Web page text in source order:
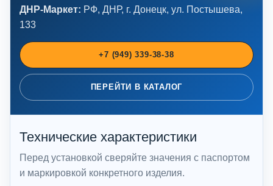
ДНР-Маркет: РФ, ДНР, г. Донецк, ул. Постышева,
133
+7 (949) 339-38-38
ПЕРЕЙТИ В КАТАЛОГ
Технические характеристики
Перед установкой сверяйте значения с паспортом
и маркировкой конкретного изделия.